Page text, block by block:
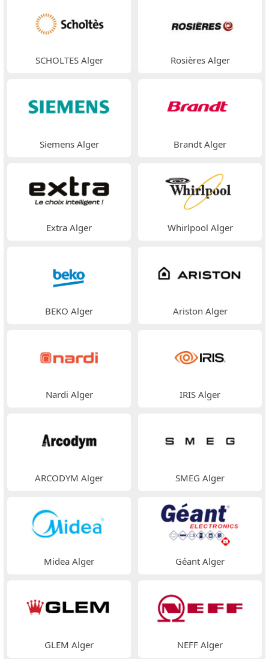
SCHOLTES Alger Rosières Alger
Siemens Alger Brandt Alger
Extra Alger Whirlpool Alger
BEKO Alger Ariston Alger
Nardi Alger IRIS Alger
ARCODYM Alger SMEG Alger
Midea Alger Géant Alger
GLEM Alger NEFF Alger